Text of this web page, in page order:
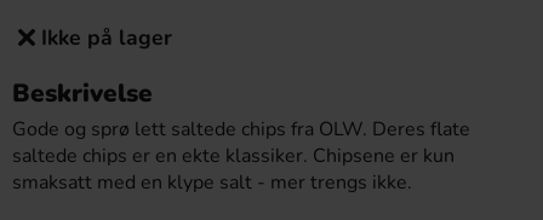
Ikke på lager
Beskrivelse
Gode og sprø lett saltede chips fra OLW. Deres flate
saltede chips er en ekte klassiker. Chipsene er kun
smaksatt med en klype salt - mer trengs ikke.